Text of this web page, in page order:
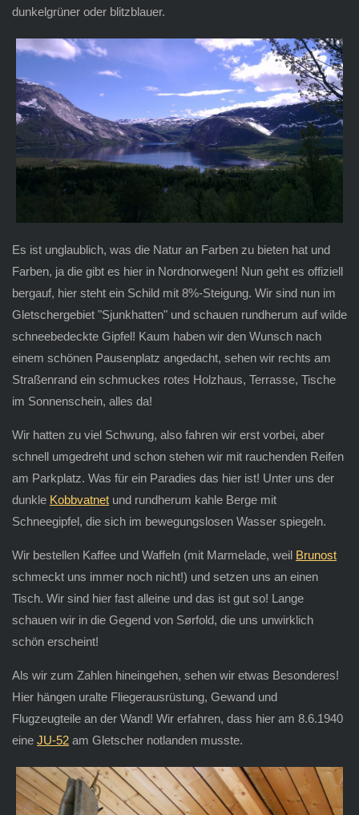
dunkelgrüner oder blitzblauer.
Es ist unglaublich, was die Natur an Farben zu bieten hat und
Farben, ja die gibt es hier in Nordnorwegen! Nun geht es offiziell
bergauf, hier steht ein Schild mit 8%-Steigung. Wir sind nun im
Gletschergebiet "Sjunkhatten" und schauen rundherum auf wilde
schneebedeckte Gipfel! Kaum haben wir den Wunsch nach
einem schönen Pausenplatz angedacht, sehen wir rechts am
Straßenrand ein schmuckes rotes Holzhaus, Terrasse, Tische
im Sonnenschein, alles da!
Wir hatten zu viel Schwung, also fahren wir erst vorbei, aber
schnell umgedreht und schon stehen wir mit rauchenden Reifen
am Parkplatz. Was für ein Paradies das hier ist! Unter uns der
dunkle Kobbvatnetund rundherum kahle Berge mit
Schneegipfel, die sich im bewegungslosen Wasser spiegeln.
Wir bestellen Kaffee und Waffeln (mit Marmelade, weil Brunost
schmeckt uns immer noch nicht!) und setzen uns an einen
Tisch. Wir sind hier fast alleine und das ist gut so! Lange
schauen wir in die Gegend von Sørfold, die uns unwirklich
schön erscheint!
Als wir zum Zahlen hineingehen, sehen wir etwas Besonderes!
Hier hängen uralte Fliegerausrüstung, Gewand und
Flugzeugteile an der Wand! Wir erfahren, dass hier am 8.6.1940
eine JU-52am Gletscher notlanden musste.